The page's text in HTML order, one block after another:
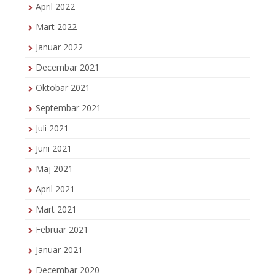
April 2022
Mart 2022
Januar 2022
Decembar 2021
Oktobar 2021
Septembar 2021
Juli 2021
Juni 2021
Maj 2021
April 2021
Mart 2021
Februar 2021
Januar 2021
Decembar 2020